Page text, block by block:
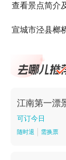
查看景点简介
宣城市泾县榔
江南第一漂
可订今日
随时退 需换票